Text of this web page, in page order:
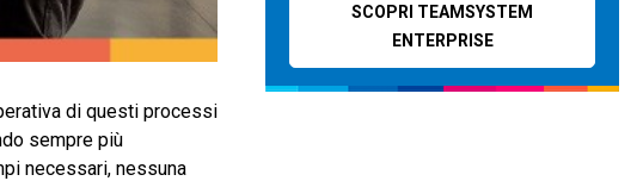
di questi processi
sempre più
necessari, nessuna
SCOPRI TEAMSYSTEM
ENTERPRISE